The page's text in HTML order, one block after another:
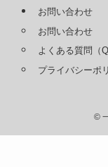
お問い合わせ
お問い合わせ
よくある質問（
プライバシーポ
©